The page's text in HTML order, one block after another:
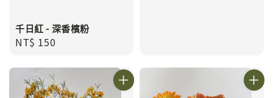
千日紅 - 深香檳粉
Regular
NT$ 150